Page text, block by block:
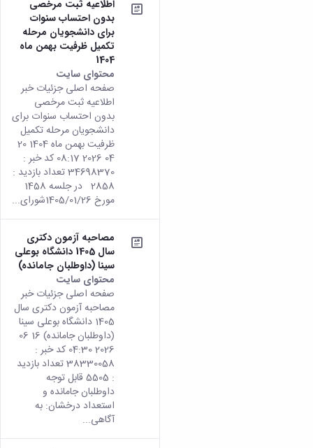
اطلاعیه ثبت مرخصی
بدون احتساب سنوات
برای دانشجویان مرحله
تکمیل ظرفیت بهمن ماه
1404
محتوای سایت
صفحه اصلی جزئیات خبر
اطلاعیه ثبت مرخصی
بدون احتساب سنوات برای
دانشجویان مرحله تکمیل
ظرفیت بهمن ماه 1404 20
04 2026 08:17 کد خبر :
34698370 تعداد بازدید :
2858 در جلسه 1458
مورخ 1405/01/26شورای...
مصاحبه آزمون دکتری
سال 1405 دانشگاه بوعلی
سینا (داوطلبان جامانده)
محتوای سایت
صفحه اصلی جزئیات خبر
مصاحبه آزمون دکتری سال
1405 دانشگاه بوعلی سینا
(داوطلبان جامانده) 16 06
2026 04:30 کد خبر :
38330058 تعداد بازدید
: 5505 قابل توجه
داوطلبان جامانده و
استعداد درخشان: به
آگاهی...